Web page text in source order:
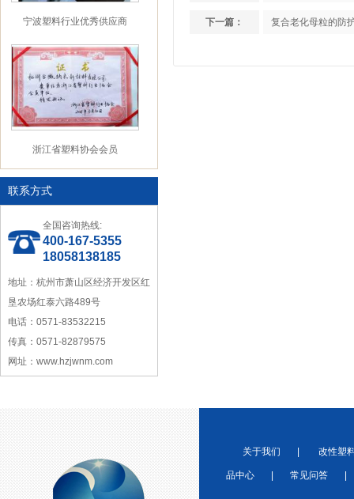
宁波塑料行业优秀供应商
浙江省塑料协会会员
联系方式
全国咨询热线:
400-167-5355
18058138185
地址：杭州市萧山区经济开发区红
垦农场红泰六路489号
电话：0571-83532215
传真：0571-82879575
网址：www.hzjwnm.com
下一篇： 复合老化母粒的防
关于我们 改性塑
品中心 常见问答